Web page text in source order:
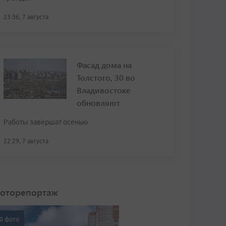
23:36, 7 августа
Фасад дома на
Толстого, 30 во
Владивостоке
обновляют
Работы завершат осенью
22:29, 7 августа
фото